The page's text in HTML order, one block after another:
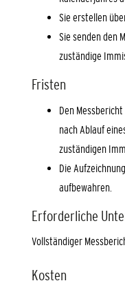
Sie erstellen
Sie senden den
zuständige
Fristen
Den
nach Ablauf
zuständigen
Die
aufbewahren.
Erforderliche
Vollständiger
Kosten